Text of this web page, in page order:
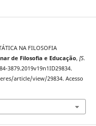
NA FILOSOFIA
de Filosofia e Educação, [S.
3879.2019v19n1ID29834.
article/view/29834. Acesso